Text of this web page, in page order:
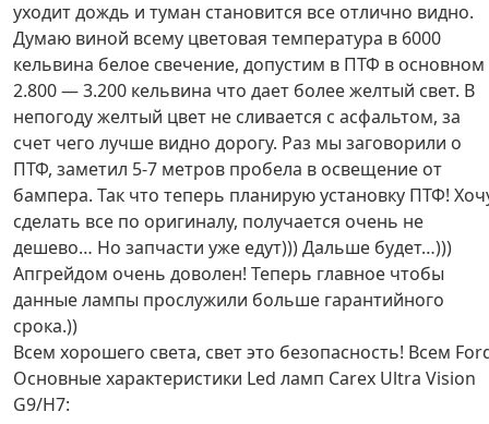
уходит дождь и туман становится все отлично видно.
Думаю виной всему цветовая температура в 6000
кельвина белое свечение, допустим в ПТФ в основном
2.800 — 3.200 кельвина что дает более желтый свет. В
непогоду желтый цвет не сливается с асфальтом, за
счет чего лучше видно дорогу. Раз мы заговорили о
ПТФ, заметил 5-7 метров пробела в освещение от
бампера. Так что теперь планирую установку ПТФ!
сделать все по оригиналу, получается очень не
дешево… Но запчасти уже едут))) Дальше будет…)))
Апгрейдом очень доволен! Теперь главное чтобы
данные лампы прослужили больше гарантийного
срока.))
Всем хорошего света, свет это безопасность! Всем
Основные характеристики Led ламп Carex Ultra Vision
G9/H7: